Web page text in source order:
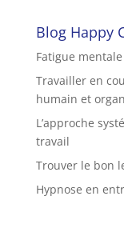
Blog Happy
Fatigue
Travailler en
humain et
L’approche
travail
Trouver le bon
Hypnose en